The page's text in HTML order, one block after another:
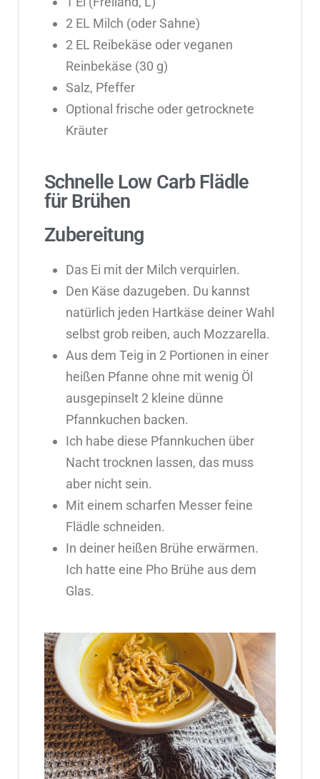
2 EL Milch (oder Sahne)
2 EL Reibekäse oder veganen
Reinbekäse (30 g)
Salz, Pfeffer
Optional frische oder getrocknete
Kräuter
Schnelle Low Carb Flädle
für Brühen
Zubereitung
Das Ei mit der Milch verquirlen.
Den Käse dazugeben. Du kannst
natürlich jeden Hartkäse deiner Wahl
selbst grob reiben, auch Mozzarella.
Aus dem Teig in 2 Portionen in einer
heißen Pfanne ohne mit wenig Öl
ausgepinselt 2 kleine dünne
Pfannkuchen backen.
Ich habe diese Pfannkuchen über
Nacht trocknen lassen, das muss
aber nicht sein.
Mit einem scharfen Messer feine
Flädle schneiden.
In deiner heißen Brühe erwärmen.
Ich hatte eine Pho Brühe aus dem
Glas.